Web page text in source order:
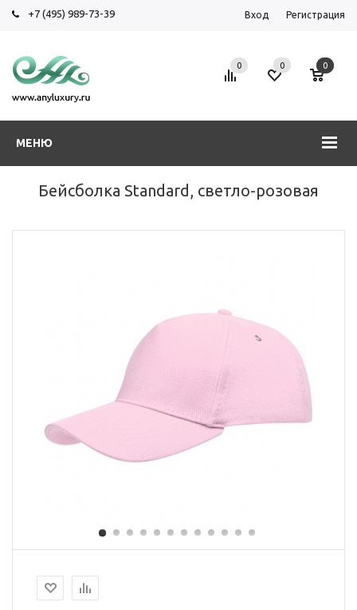
+7 (495) 989-73-39 Вход Регистрация
МЕНЮ
0 0 0
Бейсболка Standard, светло-розовая